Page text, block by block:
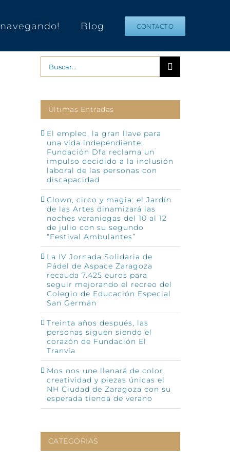
navegando! Blog CONTACTO
Buscar:
Últimas Entradas
El empleo, la gran llave para
una vida independiente:
Fundación Dfa reclama un
impulso decidido a la inclusión
laboral de las personas con
discapacidad
Clown, circo y magia: el Jardín
de las Artes dinamizará las
noches veraniegas del 10 al 12
de julio con su segundo
“Festival Ambulantes”
La IV Jornada Solidaria de
Pádel de Aspace Zaragoza
recauda 7.425 euros para
seguir mejorando el recreo del
Colegio de Educación Especial
San Germán
Treinta años después, las
personas siguen siendo el
corazón de Fundación El
Tranvía
Mos nos une llenará de color,
creatividad y piezas únicas el
NH Ciudad de Zaragoza con su
esperada tienda de verano
CATEGORIAS